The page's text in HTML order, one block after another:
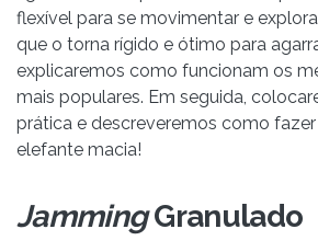
flexível para se movimentar e
que o torna rígido e ótimo para
explicaremos como funcionam os
mais populares. Em seguida,
prática e descreveremos como
elefante macia!
JammingGranulado